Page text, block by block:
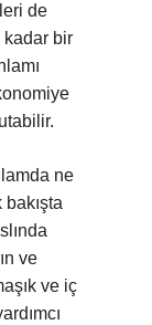
de
bir
ne
ve
ve iç